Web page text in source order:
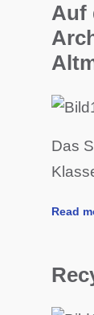
Auf
Das
Read